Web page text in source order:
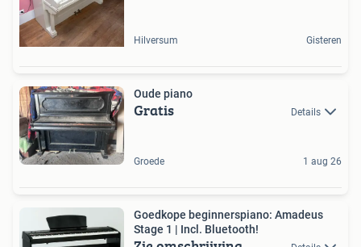
Hilversum Gisteren
Oude piano
Gratis Details
Groede 1 aug 26
Goedkope beginnerspiano: Amadeus
Stage 1 | Incl. Bluetooth!